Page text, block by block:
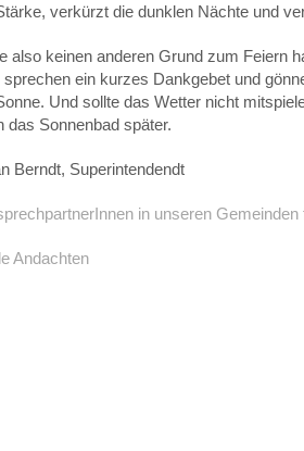
verkürzt die dunklen Nächte und
also keinen anderen Grund zum Feiern
ein kurzes Dankgebet und
Und sollte das Wetter nicht
das Sonnenbad später.
Berndt, Superintendendt
in unseren Gemeinden
Andachten